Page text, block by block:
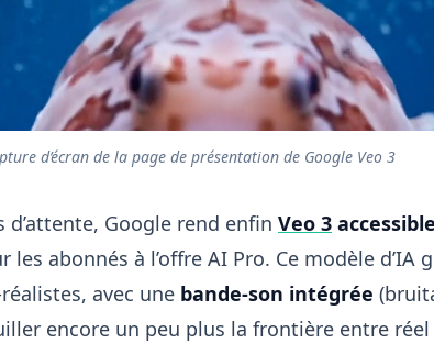
d’écran de la page de présentation de Google Veo 3
Google rend enfin Veo 3
les abonnés à l’offre AI Pro. Ce modèle d’IA
avec une bande-son intégrée
encore un peu plus la frontière entre